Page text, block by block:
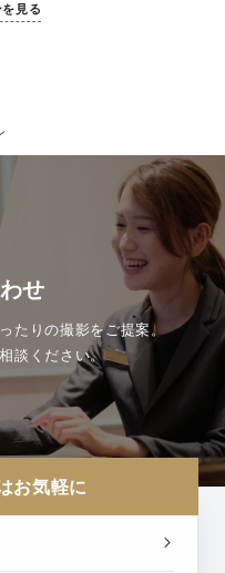
見る
せ
たりの撮影をご提案。
談ください。
お気軽に